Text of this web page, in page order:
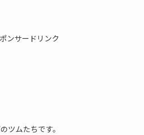
ンサードリンク
ツムたちです。